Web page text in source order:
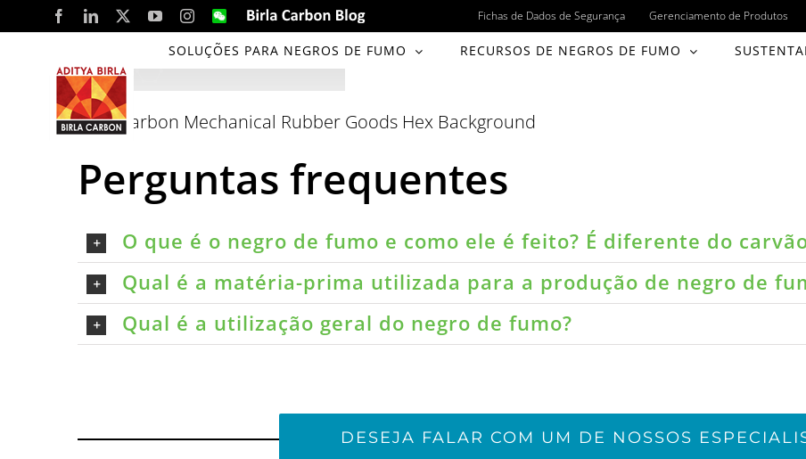
to
content
FacebookLinkedIn YouTubeInstagram
WeChatBirla
Carbon
Blog
Fichas de Dados de Segurança Gerenciamento de Produtos
SOLUÇÕES PARA NEGROS DE FUMO RECURSOS DE NEGROS DE FUMO
Birla Carbon Mechanical Rubber Goods Hex Background
Perguntas frequentes
O que é o negro de fumo e como ele é feito? É diferente do
Qual é a matéria-prima utilizada para a produção de negro de
Qual é a utilização geral do negro de fumo?
DESEJA FALAR COM UM DE NOSSOS